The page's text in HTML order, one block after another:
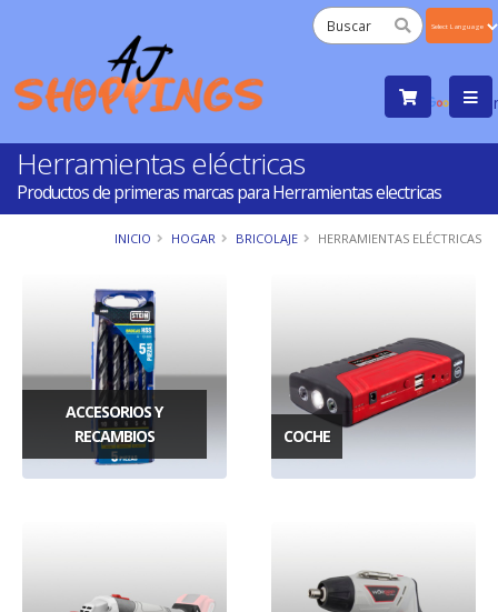
by
Herramientas eléctricas
Productos de primeras marcas para Herramientas electricas
INICIO HOGAR BRICOLAJE HERRAMIENTAS ELÉCTRICAS
ACCESORIOS Y
RECAMBIOS
COCHE